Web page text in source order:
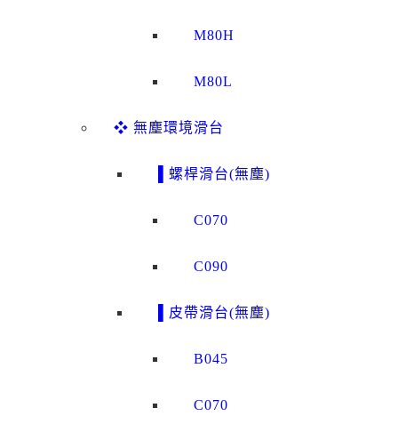
M80H
M80L
❖ 無塵環境滑台
▌螺桿滑台(無塵)
C070
C090
▌皮帶滑台(無塵)
B045
C070